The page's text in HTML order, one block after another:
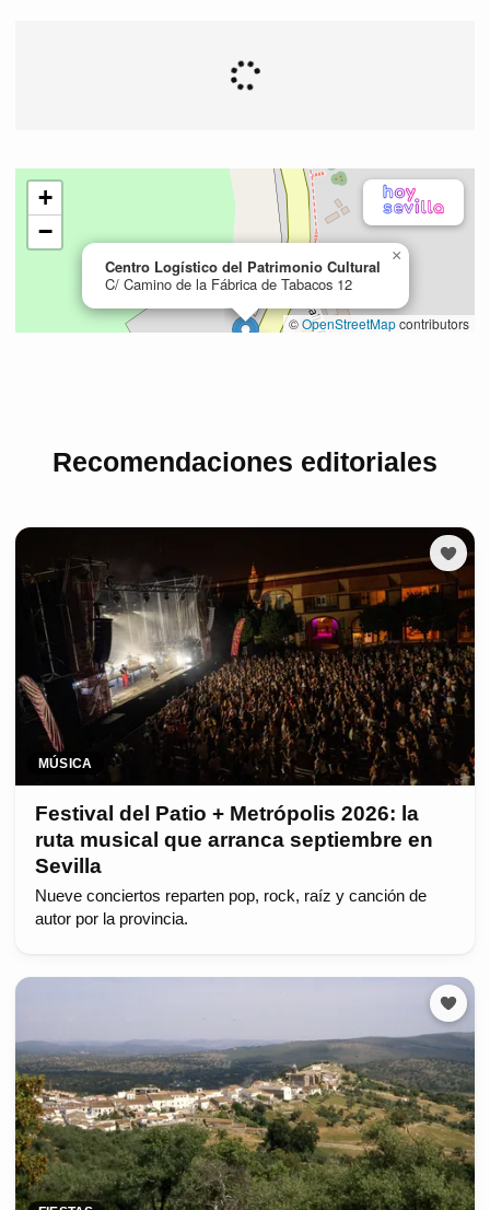
Recomendaciones editoriales
MÚSICA
Festival del Patio + Metrópolis 2026: la
ruta musical que arranca septiembre en
Sevilla
Nueve conciertos reparten pop, rock, raíz y canción de
autor por la provincia.